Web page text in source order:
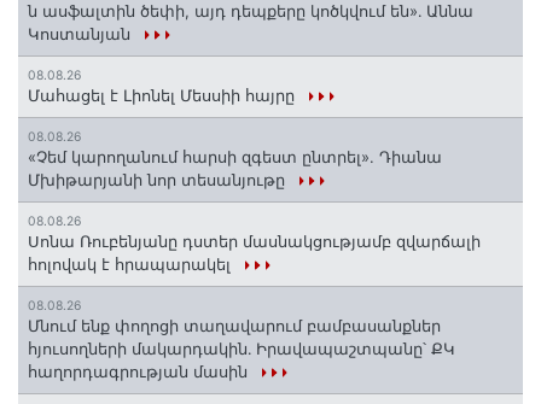
ն ասֆալտին ծեփի, այդ դեպքերը կոծկվում են»․ Աննա
Կոստանյան
08.08.26
Մահացել է Լիոնել Մեսսիի հայրը
08.08.26
«Չեմ կարողանում հարսի զգեստ ընտրել». Դիանա
Մխիթարյանի նոր տեսանյութը
08.08.26
Սոնա Ռուբենյանը դստեր մասնակցությամբ զվարճալի
հոլովակ է հրապարակել
08.08.26
Մնում ենք փողոցի տաղավարում բամբասանքներ
հյուսողների մակարդակին․ Իրավապաշտպանը՝ ՔԿ
հաղորդագրության մասին